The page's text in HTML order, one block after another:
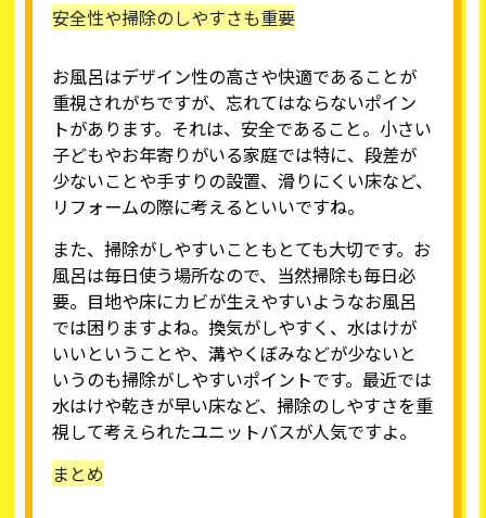
安全性や掃除のしやすさも重要
お風呂はデザイン性の高さや快適であることが
重視されがちですが、忘れてはならないポイン
トがあります。それは、安全であること。小さい
子どもやお年寄りがいる家庭では特に、段差が
少ないことや手すりの設置、滑りにくい床など、
リフォームの際に考えるといいですね。
また、掃除がしやすいこともとても大切です。お
風呂は毎日使う場所なので、当然掃除も毎日必
要。目地や床にカビが生えやすいようなお風呂
では困りますよね。換気がしやすく、水はけが
いいということや、溝やくぼみなどが少ないと
いうのも掃除がしやすいポイントです。最近では
水はけや乾きが早い床など、掃除のしやすさを重
視して考えられたユニットバスが人気ですよ。
まとめ